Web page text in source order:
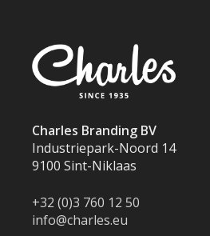
Charles Branding BV
Industriepark-Noord 14
9100 Sint-Niklaas
+32 (0)3 760 12 50
info@charles.eu